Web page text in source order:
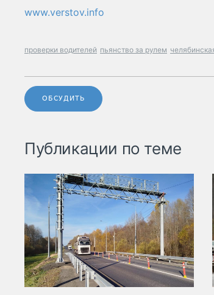
www.verstov.info
проверки водителей пьянство за рулем
ОБСУДИТЬ
Публикации по теме